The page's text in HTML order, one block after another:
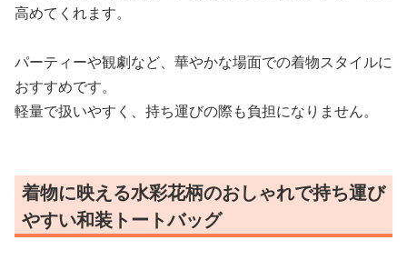
高めてくれます。
パーティーや観劇など、華やかな場面での着物スタイルに
おすすめです。
軽量で扱いやすく、持ち運びの際も負担になりません。
着物に映える水彩花柄のおしゃれで持ち運び
やすい和装トートバッグ